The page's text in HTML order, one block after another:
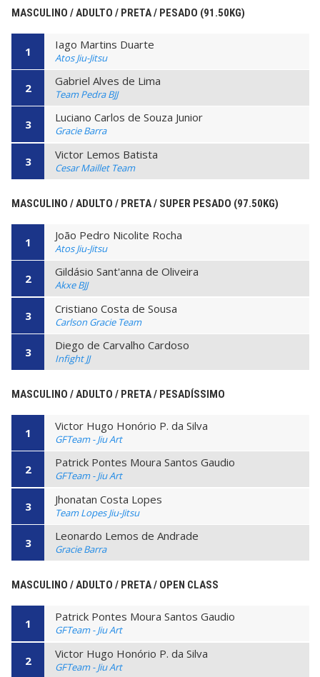
MASCULINO / ADULTO / PRETA / PESADO (91.50KG)
1 Iago Martins Duarte
Atos Jiu-Jitsu
2 Gabriel Alves de Lima
Team Pedra BJJ
3 Luciano Carlos de Souza Junior
Gracie Barra
3 Victor Lemos Batista
Cesar Maillet Team
MASCULINO / ADULTO / PRETA / SUPER PESADO (97.50KG)
1 João Pedro Nicolite Rocha
Atos Jiu-Jitsu
2 Gildásio Sant'anna de Oliveira
Akxe BJJ
3 Cristiano Costa de Sousa
Carlson Gracie Team
3 Diego de Carvalho Cardoso
Infight JJ
MASCULINO / ADULTO / PRETA / PESADÍSSIMO
1 Victor Hugo Honório P. da Silva
GFTeam - Jiu Art
2 Patrick Pontes Moura Santos Gaudio
GFTeam - Jiu Art
3 Jhonatan Costa Lopes
Team Lopes Jiu-Jitsu
3 Leonardo Lemos de Andrade
Gracie Barra
MASCULINO / ADULTO / PRETA / OPEN CLASS
1 Patrick Pontes Moura Santos Gaudio
GFTeam - Jiu Art
2 Victor Hugo Honório P. da Silva
GFTeam - Jiu Art